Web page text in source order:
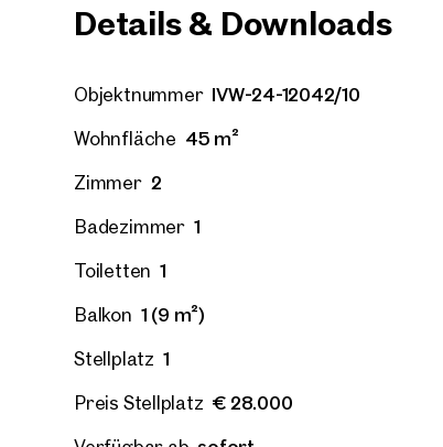
Details & Downloads
Objektnummer IVW-24-12042/10
Wohnfläche 45 m²
Zimmer 2
Badezimmer 1
Toiletten 1
Balkon 1 (9 m²)
Stellplatz 1
Preis Stellplatz € 28.000